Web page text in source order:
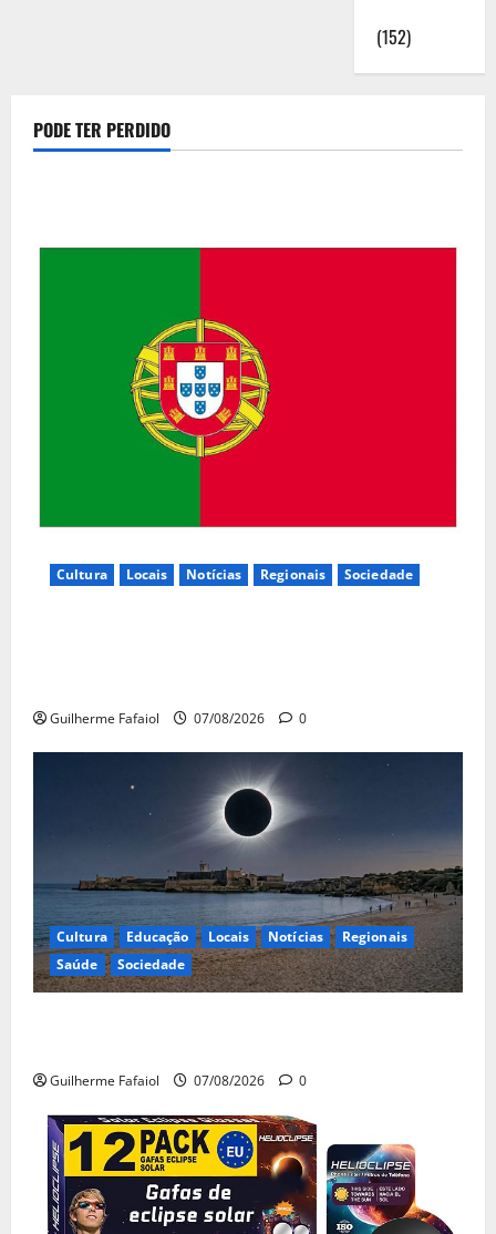
(152)
PODE TER PERDIDO
Cultura Locais Notícias Regionais Sociedade
Guilherme Fafaiol 07/08/2026 0
Cultura Educação Locais Notícias
Regionais
Saúde
Sociedade
Guilherme Fafaiol 07/08/2026 0